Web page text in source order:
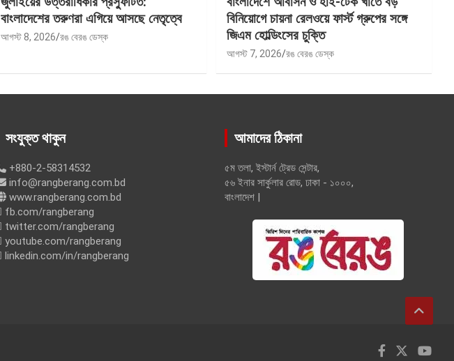
বাংলাদেশের তরুণরা এগিয়ে আসছে নেতৃত্বে
আগস্ট 8, 2026 রঙ বেরঙ ডেস্ক
বিনিয়োগে চায়না রেলওয়ে ফার্স্ট গ্রুপের সঙ্গে
জিএম হোল্ডিংসের চুক্তি
আগস্ট 7, 2026 রঙ বেরঙ ডেস্ক
সংযুক্ত থাকুন
+880-2-58314532
info@rangberang.com.bd
www.rangberang.com.bd
fb.com/rangberang
twitter.com/rangberang
youtube.com/rangberang
linkedin.com/in/rangberang
আমাদের ঠিকানা
৫ম তলা, ইস্টার্ন ট্রেড সেন্টার,
৫৬ ইনার সার্কুলার রোড, ঢাকা - ১০০০,
বাংলাদেশ |